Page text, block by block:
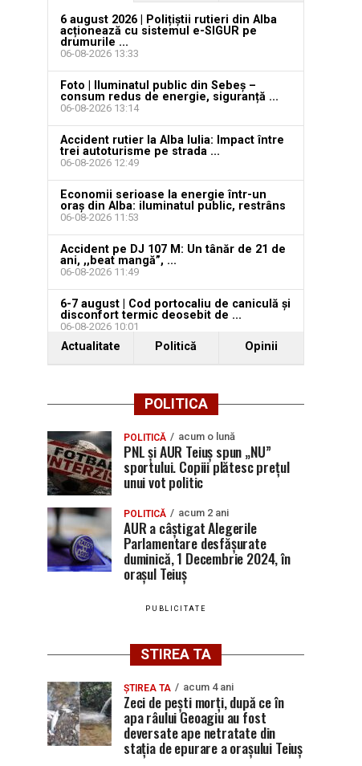
6 august 2026 | Polițiștii rutieri din Alba
acționează cu sistemul e-SIGUR pe
drumurile ...
06-08-2026 13:33
Foto | Iluminatul public din Sebeș –
consum redus de energie, siguranță ...
06-08-2026 13:14
Accident rutier la Alba Iulia: Impact între
trei autoturisme pe strada ...
06-08-2026 12:49
Economii serioase la energie într-un
oraș din Alba: iluminatul public, restrâns
06-08-2026 11:53
Accident pe DJ 107 M: Un tânăr de 21 de
ani, ,,beat mangă”, ...
06-08-2026 11:49
6-7 august | Cod portocaliu de caniculă și
disconfort termic deosebit de ...
06-08-2026 10:01
Actualitate Politică Opinii
POLITICA
POLITICĂ acum o lună
PNL și AUR Teiuș spun „NU”
sportului. Copiii plătesc prețul
unui vot politic
POLITICĂ acum 2 ani
AUR a câștigat Alegerile
Parlamentare desfășurate
duminică, 1 Decembrie 2024, în
orașul Teiuș
PUBLICITATE
STIREA TA
ȘTIREA TA acum 4 ani
Zeci de pești morți, după ce în
apa râului Geoagiu au fost
deversate ape netratate din
stația de epurare a orașului Teiuș